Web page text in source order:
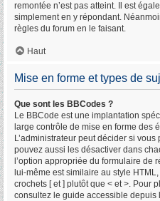
remontée n’est pas atteint. Il est
simplement en y répondant.
règles du forum en le faisant.
Haut
Mise en forme et types de
Que sont les BBCodes ?
Le BBCode est une implantation
large contrôle de mise en forme des
L’administrateur peut décider si
pouvez aussi les désactiver dans
l’option appropriée du formulaire de
lui-même est similaire au style
crochets [ et ] plutôt que < et >. Pour
consultez le guide accessible